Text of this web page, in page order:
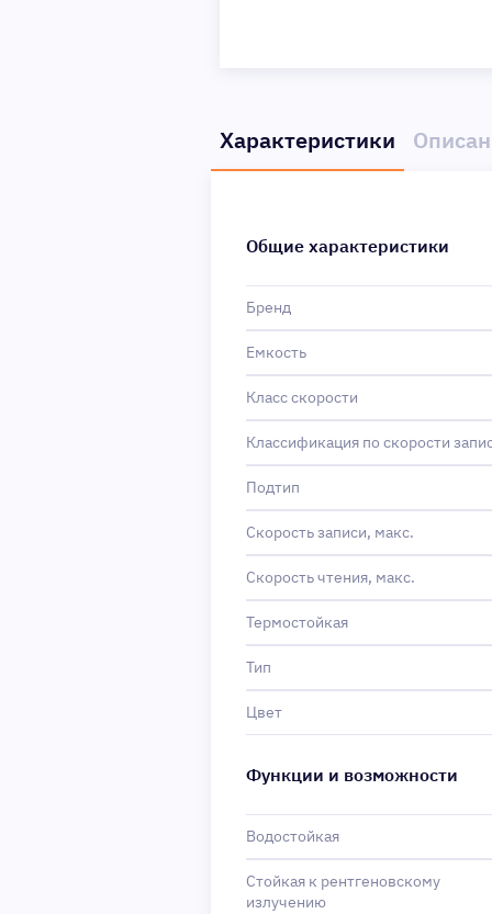
Характеристики
Общие характеристики
Бренд
Емкость
Класс скорости
Классификация по скорости
Подтип
Скорость записи, макс.
Скорость чтения, макс.
Термостойкая
Тип
Цвет
Функции и возможности
Водостойкая
Стойкая к рентгеновскому
излучению